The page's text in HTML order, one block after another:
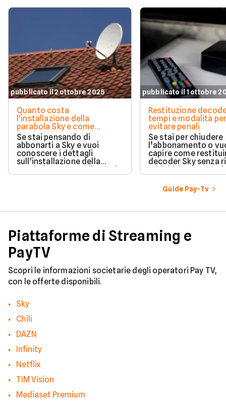
pubblicato il 2 ottobre 2025
Quanto costa
l'installazione della
parabola Sky e come
funziona l'intervento
Se stai pensando di
abbonarti a Sky e vuoi
conoscere i dettagli
sull'installazione della
parabola, ecco quali sono i
costi associati
pubblicato il 1 ottobre
Restituzione
tempi e modalità
evitare penali
Se stai per chiudere
l’abbonamento o
capire come
decoder Sky senza
addebiti, questa
porta passo dopo
Guide Pay-Tv
Piattaforme di Streaming e
PayTV
Scopri le informazioni societarie degli operatori Pay TV,
con le offerte disponibili.
Sky
Chili
DAZN
Infinity
Netflix
TIM Vision
Mediaset Premium